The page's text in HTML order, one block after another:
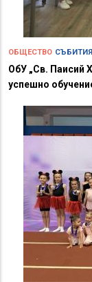
ОБЩЕСТВО СЪБИТИЯ
ОбУ „Св. Паисий
успешно